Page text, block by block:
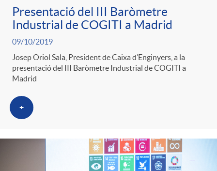
Presentació del III Baròmetre
Industrial de COGITI a Madrid
09/10/2019
Josep Oriol Sala, President de Caixa d’Enginyers, a la
presentació del III Baròmetre Industrial de COGITI a
Madrid
+